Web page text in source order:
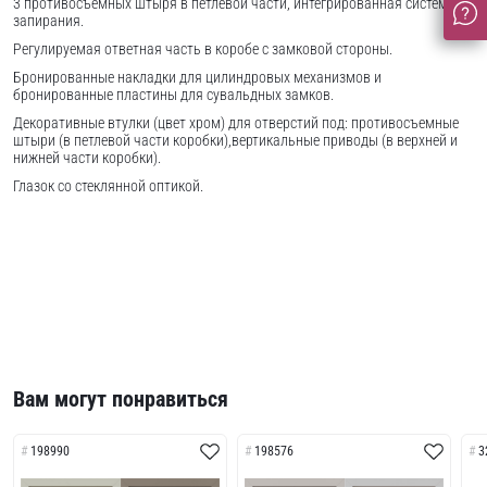
запирания.
Регулируемая ответная часть в коробе с замковой стороны.
Бронированные накладки для цилиндровых механизмов и
бронированные пластины для сувальдных замков.
Декоративные втулки (цвет хром) для отверстий под: противосъемные
штыри (в петлевой части коробки),вертикальные приводы (в верхней и
нижней части коробки).
Глазок со стеклянной оптикой.
Вам могут понравиться
198990 198576